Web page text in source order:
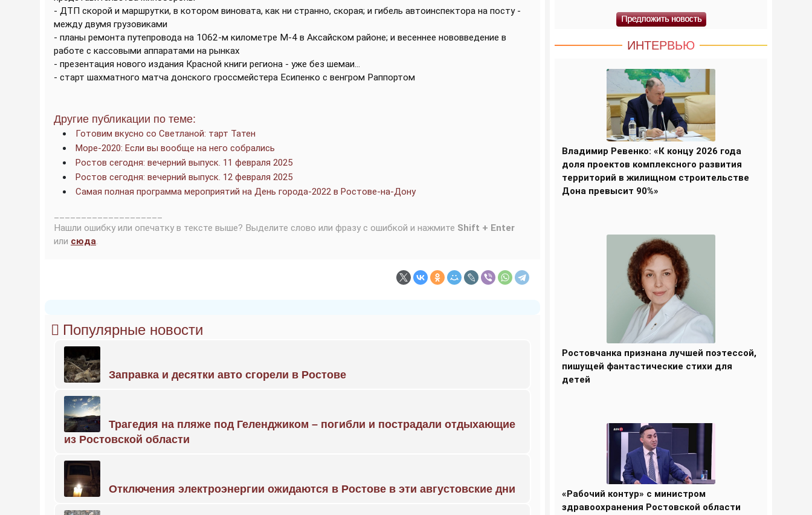
- ДТП скорой и маршрутки, в котором виновата, как ни странно, скорая; и гибель автоинспектора на посту -
между двумя грузовиками
- планы ремонта путепровода на 1062-м километре М-4 в Аксайском районе; и весеннее нововведение в
работе с кассовыми аппаратами на рынках
- презентация нового издания Красной книги региона - уже без шемаи...
- старт шахматного матча донского гроссмейстера Есипенко с венгром Раппортом
Другие публикации по теме:
Готовим вкусно со Светланой: тарт Татен
Море-2020: Если вы вообще на него собрались
Ростов сегодня: вечерний выпуск. 11 февраля 2025
Ростов сегодня: вечерний выпуск. 12 февраля 2025
Самая полная программа мероприятий на День города-2022 в Ростове-на-Дону
Нашли ошибку или опечатку в тексте выше? Выделите слово или фразу с ошибкой и нажмите Shift + Enter
или сюда.
Популярные новости
Заправка и десятки авто сгорели в Ростове
Трагедия на пляже под Геленджиком – погибли и пострадали отдыхающие
из Ростовской области
Отключения электроэнергии ожидаются в Ростове в эти августовские дни
ИНТЕРВЬЮ
Владимир Ревенко: «К концу 2026 года
доля проектов комплексного развития
территорий в жилищном строительстве
Дона превысит 90%»
Ростовчанка признана лучшей поэтессой,
пишущей фантастические стихи для
детей
«Рабочий контур» с министром
здравоохранения Ростовской области